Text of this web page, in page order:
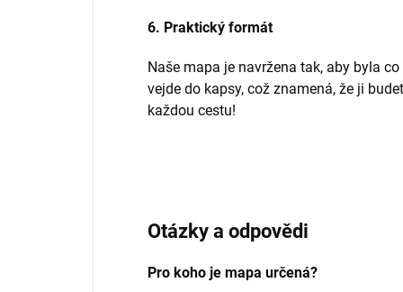
6. Praktický formát
Naše mapa je navržena tak, aby byla
vejde do kapsy, což znamená, že ji
každou cestu!
Otázky a odpovědi
Pro koho je mapa určená?